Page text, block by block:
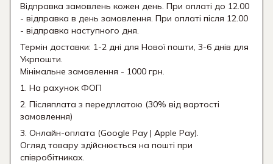
Відправка замовлень кожен день. При оплаті до 12.00
- відправка в день замовлення. При оплаті після 12.00
- відправка наступного дня.
Термін доставки: 1-2 дні для Нової пошти, 3-6 днів для
Укрпошти.
Мінімальне замовлення - 1000 грн.
1. На рахунок ФОП
2. Післяплата з передплатою (30% від вартості
замовлення)
3. Онлайн-оплата (Google Pay | Apple Pay).
Огляд товару здійснюється на пошті при
співробітниках.